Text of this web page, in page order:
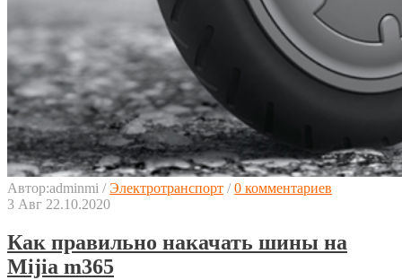
Автор:adminmi / Электротранспорт / 0 комментариев
3 Авг 22.10.2020
Как правильно накачать шины на
Mijia m365